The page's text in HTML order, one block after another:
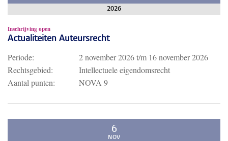
2026
Inschrijving open
Actualiteiten Auteursrecht
Periode: 2 november 2026t/m 16 november 2026
Rechtsgebied:
Intellectuele eigendomsrecht
Aantal punten:
NOVA 9
6
NOV